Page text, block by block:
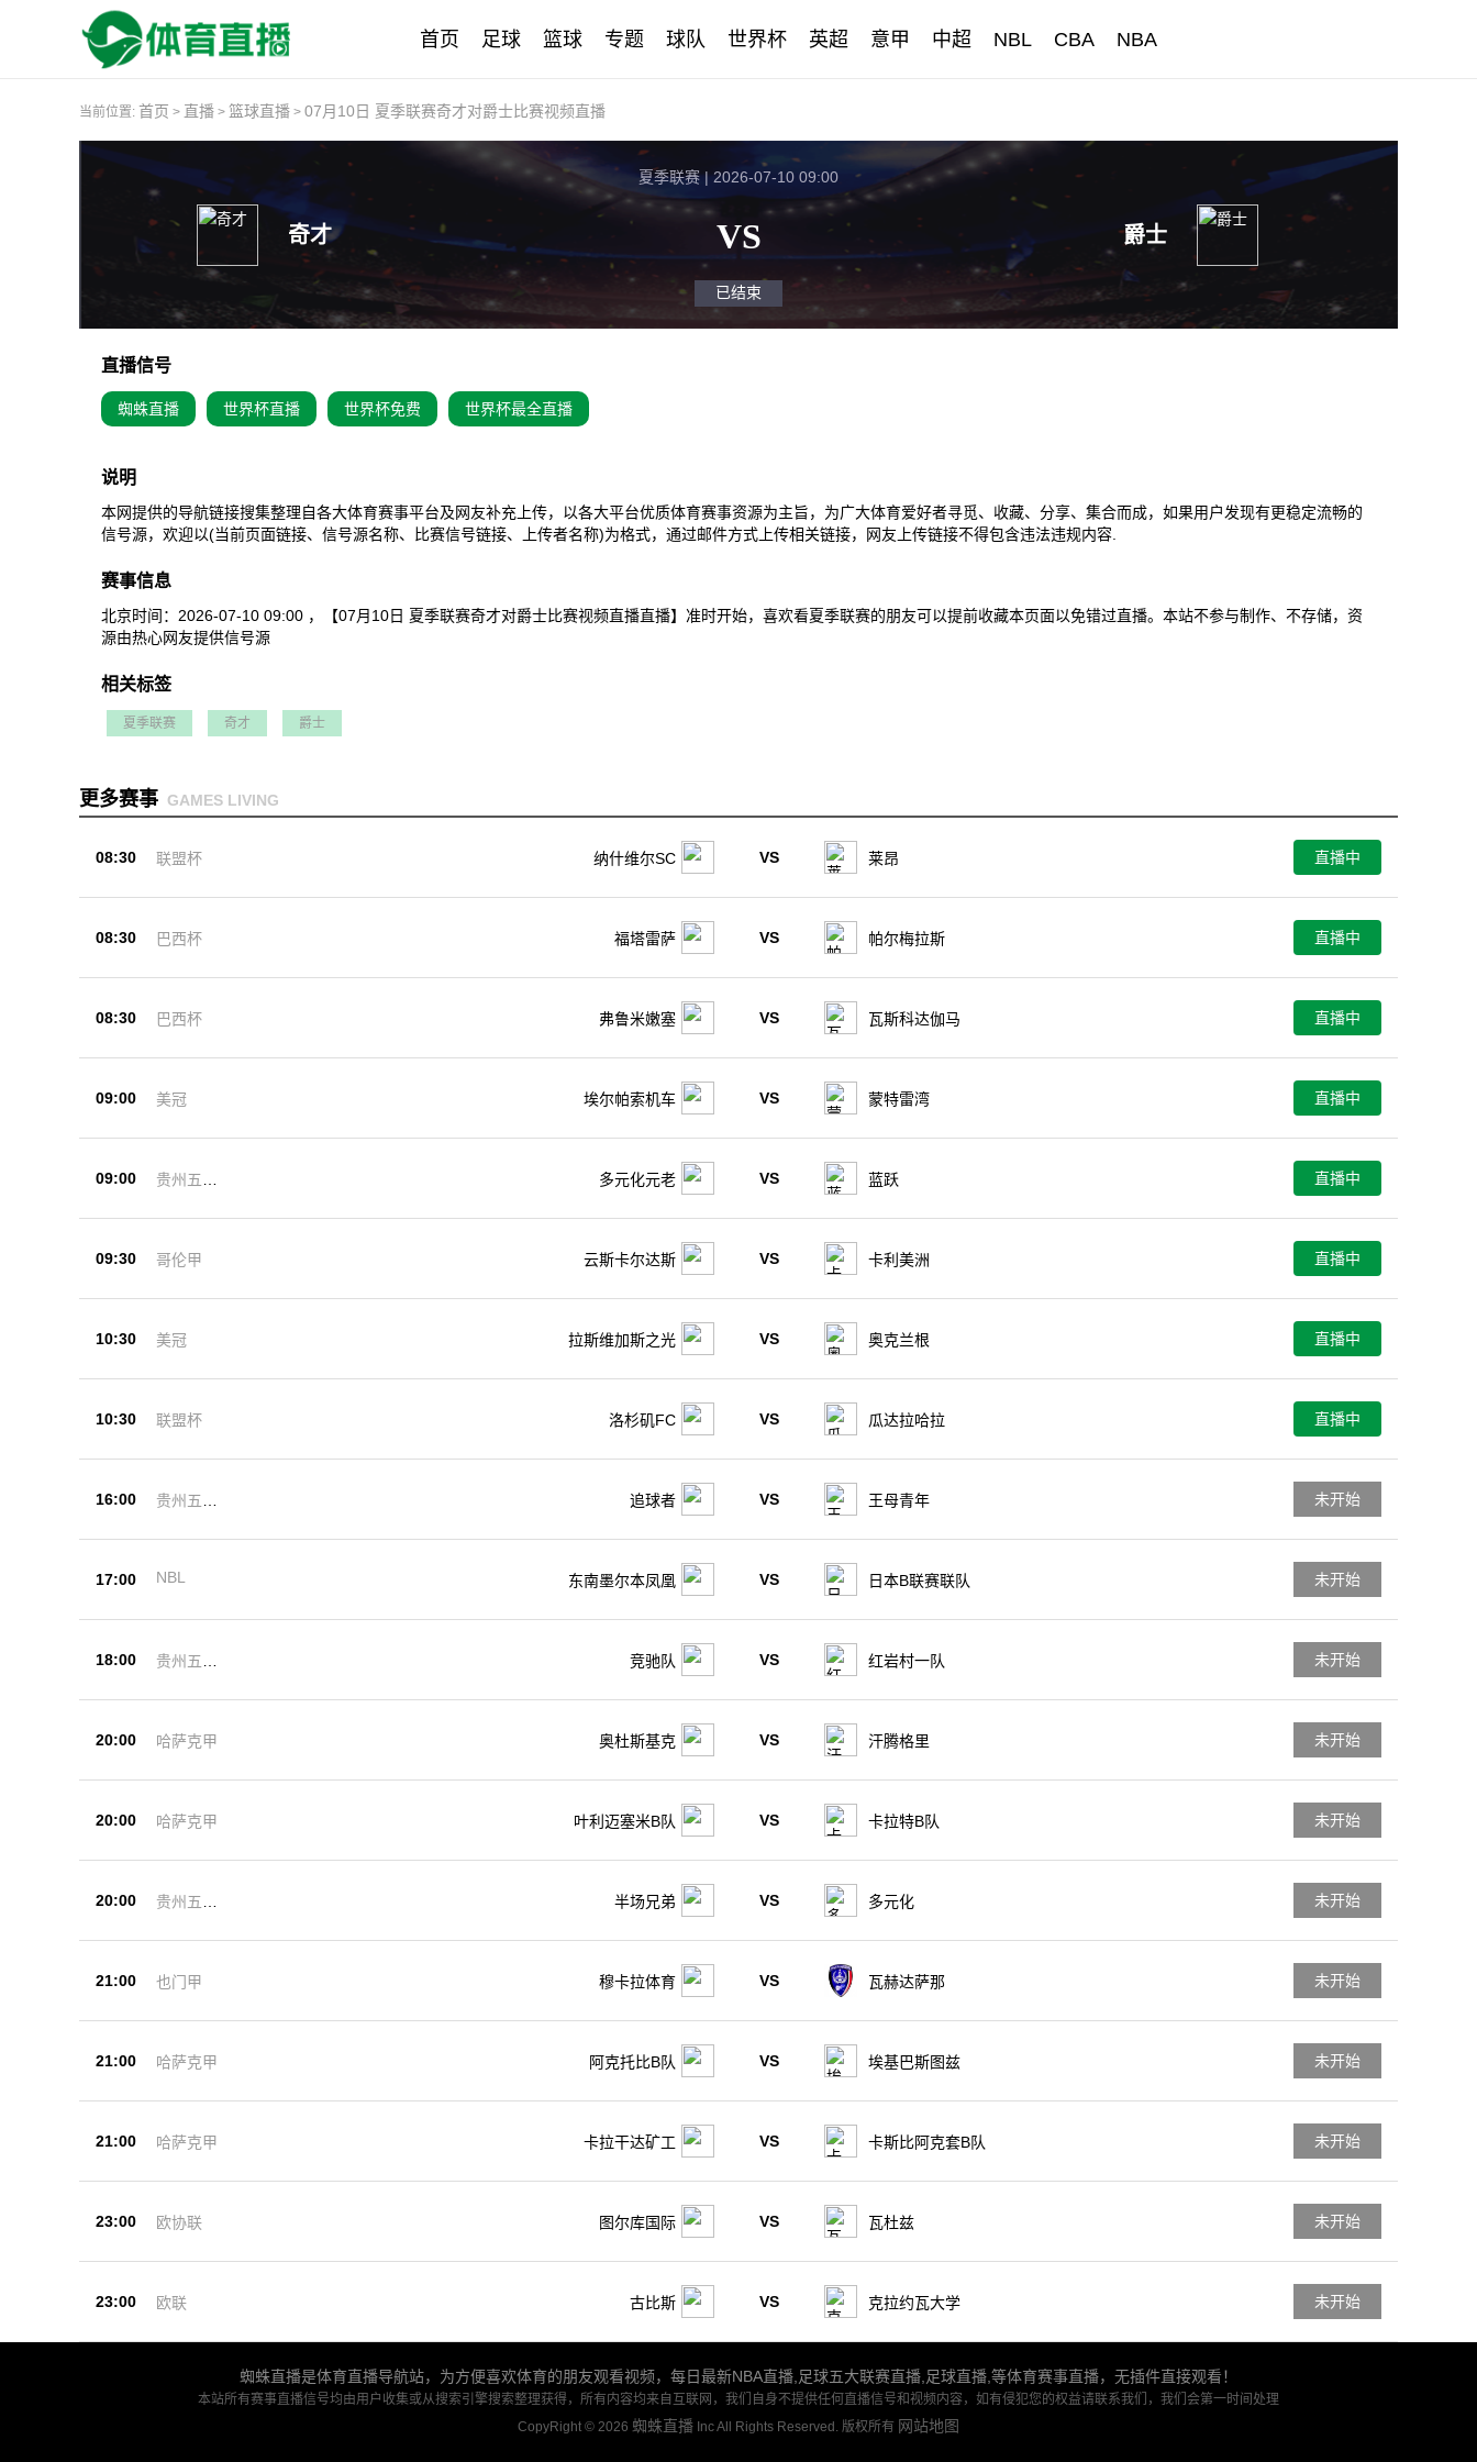
首页 足球 篮球 专题 球队 世界杯 英超 意甲 中超 NBL CBA NBA
当前位置: 首页 > 直播 > 篮球直播 > 07月10日 夏季联赛奇才对爵士比赛视频直播
奇才
夏季联赛 | 2026-07-10 09:00
VS
已结束
爵士
直播信号
蜘蛛直播 世界杯直播 世界杯免费 世界杯最全直播
说明
本网提供的导航链接搜集整理自各大体育赛事平台及网友补充上传，以各大平台优质体育赛事资源为主旨，为广大体育爱好者寻觅、收藏、分享、集合而成，如果用户发现有更稳定流畅的
信号源，欢迎以(当前页面链接、信号源名称、比赛信号链接、上传者名称)为格式，通过邮件方式上传相关链接，网友上传链接不得包含违法违规内容.
赛事信息
北京时间：2026-07-10 09:00 ，【07月10日 夏季联赛奇才对爵士比赛视频直播直播】准时开始，喜欢看夏季联赛的朋友可以提前收藏本页面以免错过直播。本站不参与制作、不存储，资
源由热心网友提供信号源
相关标签
夏季联赛 奇才 爵士
更多赛事 GAMES LIVING
08:30 联盟杯 纳什维尔SC VS 莱昂 直播中
08:30 巴西杯 福塔雷萨 VS 帕尔梅拉斯 直播中
08:30 巴西杯 弗鲁米嫩塞 VS 瓦斯科达伽马 直播中
09:00 美冠 埃尔帕索机车 VS 蒙特雷湾 直播中
09:00
贵州五峰
多元化元老 VS 蓝跃 直播中
09:30 哥伦甲 云斯卡尔达斯 VS 卡利美洲 直播中
10:30 美冠 拉斯维加斯之光 VS 奥克兰根 直播中
10:30 联盟杯 洛杉矶FC VS 瓜达拉哈拉 直播中
16:00
贵州五峰
追球者 VS 王母青年 未开始
17:00 NBL 东南墨尔本凤凰 VS 日本B联赛联队 未开始
18:00
贵州五峰
竞驰队 VS 红岩村一队 未开始
20:00 哈萨克甲 奥杜斯基克 VS 汗腾格里 未开始
20:00 哈萨克甲 叶利迈塞米B队 VS 卡拉特B队 未开始
20:00
贵州五峰
半场兄弟 VS 多元化 未开始
21:00 也门甲 穆卡拉体育 VS 瓦赫达萨那 未开始
21:00 哈萨克甲 阿克托比B队 VS 埃基巴斯图兹 未开始
21:00 哈萨克甲 卡拉干达矿工 VS 卡斯比阿克套B队 未开始
23:00 欧协联 图尔库国际 VS 瓦杜兹 未开始
23:00 欧联 古比斯 VS 克拉约瓦大学 未开始
蜘蛛直播是体育直播导航站，为方便喜欢体育的朋友观看视频，每日最新NBA直播,足球五大联赛直播,足球直播,等体育赛事直播，无插件直接观看！
本站所有赛事直播信号均由用户收集或从搜索引擎搜索整理获得，所有内容均来自互联网，我们自身不提供任何直播信号和视频内容，如有侵犯您的权益请联系我们，我们会第一时间处理
CopyRight © 2026 蜘蛛直播 Inc All Rights Reserved. 版权所有 网站地图